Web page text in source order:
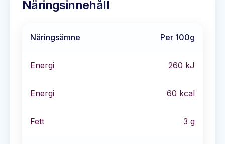
Näringsinnehåll
Näringsämne Per 100g
Energi 260 kJ
Energi 60 kcal
Fett 3 g